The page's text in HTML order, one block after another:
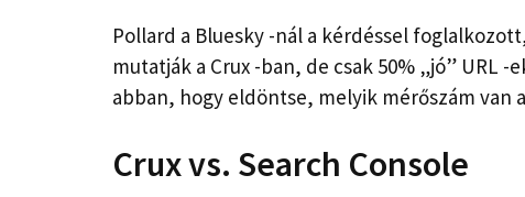
Pollard a Bluesky -nál a kérdéssel
mutatják a Crux -ban, de csak 50% „jó” URL
abban, hogy eldöntse, melyik mérőszám van
Crux vs. Search Console